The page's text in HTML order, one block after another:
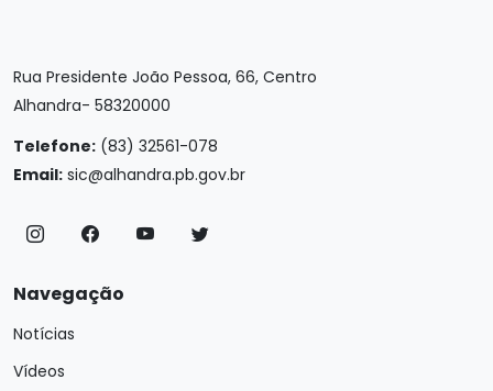
Rua Presidente João Pessoa, 66, Centro
Alhandra- 58320000
Telefone: (83) 32561-078
Email: sic@alhandra.pb.gov.br
Navegação
Notícias
Vídeos